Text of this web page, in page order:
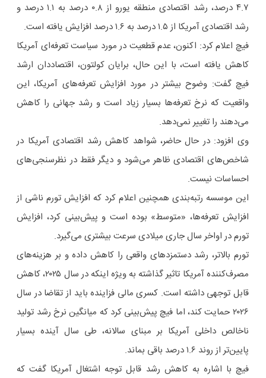
۴.۷ درصد، رشد اقتصادی منطقه یورو از ۰.۸ درصد به ۱.۱ درصد و
رشد اقتصادی آمریکا از ۱.۵ درصد به ۱.۶ درصد افزایش یافته است.
فیچ اعلام کرد: اکنون، عدم قطعیت در مورد سیاست تعرفه‌ای آمریکا
کاهش یافته است، با این حال، برایان کولتون، اقتصاددان ارشد
فیچ گفت: وضوح بیشتر در مورد افزایش تعرفه‌های آمریکا، این
واقعیت که نرخ تعرفه‌ها بسیار زیاد است و رشد جهانی را کاهش
می‌دهند را تغییر نمی‌دهد.
وی افزود: در حال حاضر، شواهد کاهش رشد اقتصادی آمریکا در
شاخص‌های اقتصادی ظاهر می‌شود و دیگر فقط در نظرسنجی‌های
احساسات نیست.
این موسسه رتبه‌بندی همچنین اعلام کرد که افزایش تورم ناشی از
افزایش تعرفه‌ها، «متوسط» بوده است و پیش‌بینی کرد، افزایش
تورم در اواخر سال جاری میلادی سرعت بیشتری می‌گیرد.
تورم بالاتر، رشد دستمزدهای واقعی را کاهش داده و بر هزینه‌های
مصرف‌کننده آمریکا تاثیر گذاشته به ویژه اینکه در سال ۲۰۲۵، کاهش
قابل توجهی داشته است. کسری مالی فزاینده باید از تقاضا در سال
۲۰۲۶ حمایت کند، اما فیچ پیش‌بینی کرد که میانگین نرخ رشد تولید
ناخالص داخلی آمریکا بر مبنای سالانه، طی سال آینده بسیار
پایین‌تر از روند ۱.۶ درصد باقی بماند.
فیچ با اشاره به کاهش رشد قابل توجه اشتغال آمریکا گفت که